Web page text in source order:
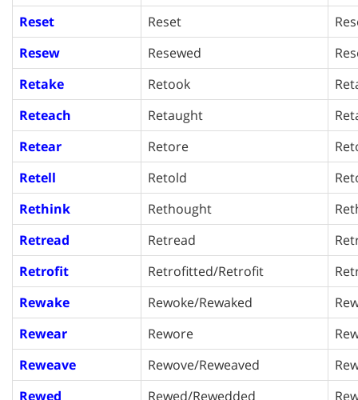
Reset
Reset
Resew
Resewed
Retake
Retook
Reteach
Retaught
Retear
Retore
Retell
Retold
Rethink
Rethought
Retread
Retread
Retrofit
Retrofitted/Retrofit
Rewake
Rewoke/Rewaked
Rewear
Rewore
Reweave
Rewove/Reweaved
Rewed
Rewed/Rewedded